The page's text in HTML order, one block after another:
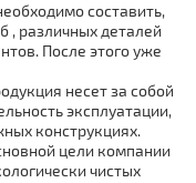
составить,
, различных деталей
После этого уже
несет за собой
эксплуатации,
конструкциях.
цели компании
чистых